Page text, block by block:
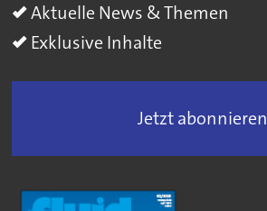
Aktuelle News & Themen
Exklusive Inhalte
Jetzt abonnieren